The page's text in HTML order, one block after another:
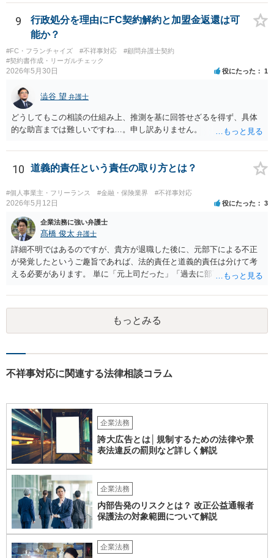
っとも、裁判所は「慣習」を容易には認めませんから、Aの主張に重き
をおくほうがよろしいと思います。 Aの主張で重要になるのは、例え
ば ・相手方建築業者が「当初払う」と言っていた事実、経緯、内容 ・
貴社が相手方建築業者に対して紹介料支払いを求めた事実 、経緯、内
容 ・相手方建築業者が過去に紹介料を支払った事実 ・相手方建築業者
が施主に対して紹介料支払いを前提とする言動をしていたかどうか な
関係を説明して見通しを立て、相手方建築業者に対する請求を行なっ
ていくことになると思います。
9
行政処分を理由にFC契約解約と加盟金返還は可
能か？
#FC・フランチャイズ #不祥事対応
#顧問弁護士契約
#契約書作成・リーガルチェック
2026年5月30日 役にたった 1
澁谷 望 弁護士
どうしてもこの相談の仕組み上、推測を基に回答せざるを得ず、具体
的な助言までは難しいですね…。申し訳ありません。
10 道義的責任という責任の取り方とは？
#個人事業主・フリーランス #金融・保険業界 #不祥事対応
2026年5月12日 役にたった 3
企業法務に強い弁護士
髙橋 俊太 弁護士
詳細不明ではあるのですが、貴方が退職した後に、元部下による不正
が発覚したというご趣旨であれば、法的責任と道義的責任は分けて考
える必要があります。 単に「元上司だった」「過去に部下だった」と
りません。会社が貴方に損害賠償請求をするには、在職中の管理監督
義務違反、引継ぎの不備、不正の兆候を知りながら放置したことな
ど、具体的な義務違反と損害との因果関係を主張・立証する必要があ
ります。なお、在職中から会計処理や現金管理の不自然さを認識して
能性はあるでしょう。 対応としては、まず会社から何を求められてい
意に責任を認める文書を作成したり、損害負担を約束したりすること
は避けるべきです。一方で、在職中の業務内容、権限分掌、引継ぎ資
料、不正を認識していなかった事情を整理し、必要な範囲で調査に協
力することは考えられます。 仮に、金銭請求や責任追及を示唆されて
いる場合には、会社とのやり取りを保存し、弁護士に相談したうえで
対応なさった方がよいでしょう。
もっとみる
不祥事対応に関連する法律相談コラム
企業法務
誇大広告とは│規制するための法律や景
表法違反の罰則など詳しく解説
企業法務
内部告発のリスクとは？ 改正公益通報者
保護法の対象範囲について解説
企業法務